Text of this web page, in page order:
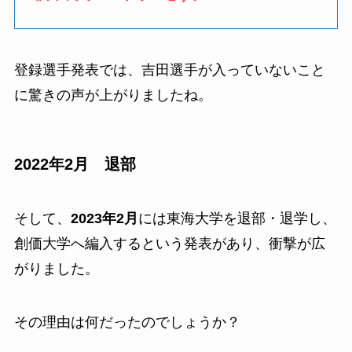
登録選手発表では、吉田選手が入っていないこと
に驚きの声が上がりましたね。
2022年2月 退部
そして、 2023年2月 には東海大学を退部・退学し、
創価大学へ編入するという発表があり、衝撃が広
がりました。
その理由は何だったのでしょうか？